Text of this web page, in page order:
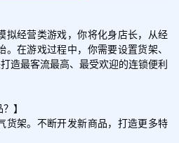
拟经营类游戏，你将化身店长，从经
在游戏过程中，你需要设置货架、
造最客流最高、最受欢迎的连锁便利
】
货架。不断开发新商品，打造更多特